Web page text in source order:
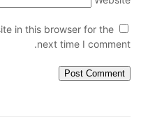
in this browser for the
next time I comment.